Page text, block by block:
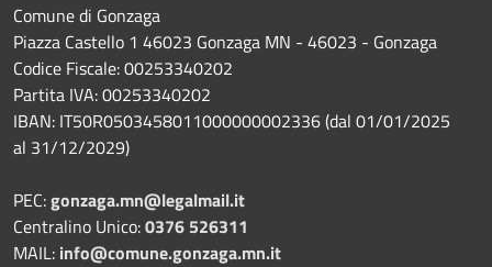
Comune di Gonzaga
Piazza Castello 1 46023 Gonzaga MN - 46023 - Gonzaga
Codice Fiscale: 00253340202
Partita IVA: 00253340202
IBAN: IT50R0503458011000000002336 (dal 01/01/2025
al 31/12/2029)
PEC:gonzaga.mn@legalmail.it
Centralino Unico:0376 526311
MAIL: info@comune.gonzaga.mn.it